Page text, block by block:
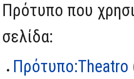
Πρότυπο που
σελίδα:
Πρότυπο:Theatro